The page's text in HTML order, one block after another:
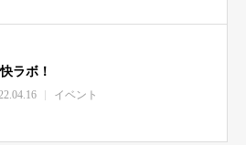
ラボ！
イベント